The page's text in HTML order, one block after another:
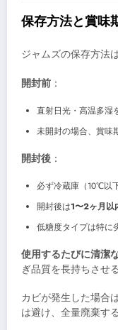
保存方法と賞味
ジャムズの保存方法
開封前 ：
直射日光・高温多湿
未開封の場合、賞味
開封後 ：
必ず冷蔵庫（10℃以
開封後は1〜2ヶ月以
低糖度タイプは特に
使用するたびに清潔
ぎ品質を長持ちさせ
カビが発生した場合
は避け、全量廃棄す